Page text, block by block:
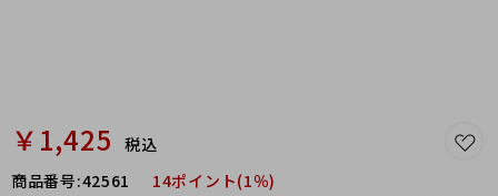
￥1,425
税込
商品番号:42561 14ポイント(1％)